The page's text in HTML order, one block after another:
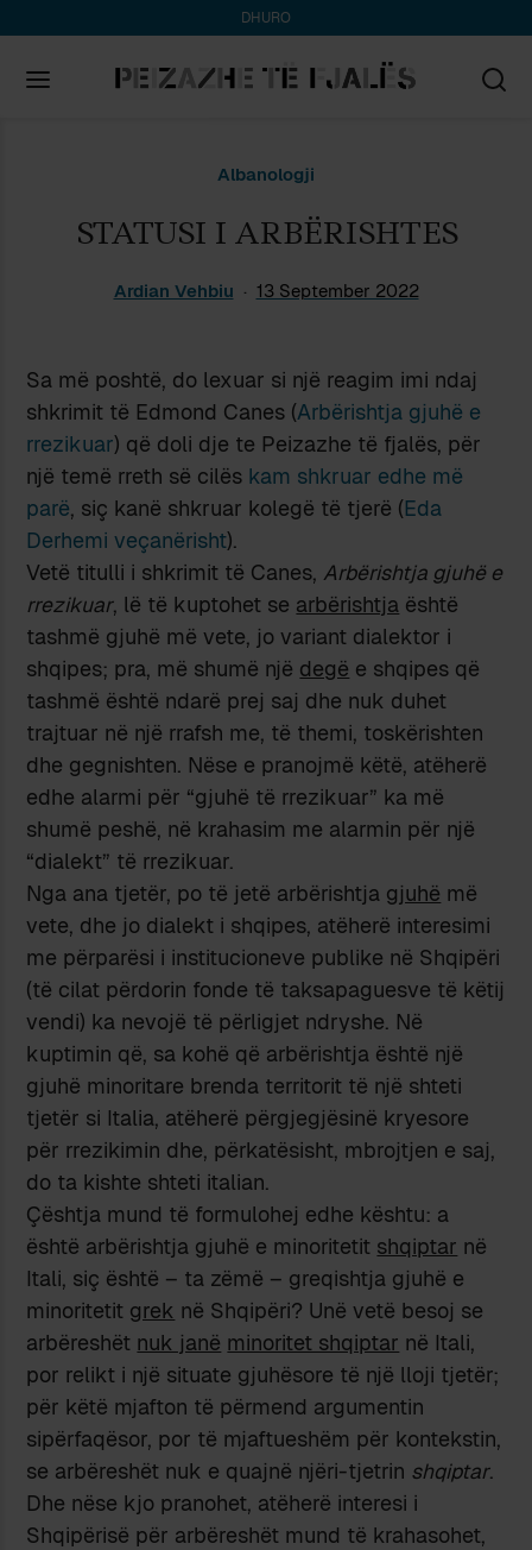
DHURO
Albanologji
STATUSI I ARBËRISHTES
Ardian Vehbiu 13 September 2022
Sa më poshtë, do lexuar si një reagim imi ndaj
shkrimit të Edmond Canes (Arbërishtja gjuhë e
rrezikuar) që doli dje te Peizazhe të fjalës, për
një temë rreth së cilës kam shkruar edhe më
parë, siç kanë shkruar kolegë të tjerë (Eda
Derhemi veçanërisht).
Vetë titulli i shkrimit të Canes, Arbërishtja gjuhë e
rrezikuar, lë të kuptohet se arbërishtja është
tashmë gjuhë më vete, jo variant dialektor i
shqipes; pra, më shumë një degë e shqipes që
tashmë është ndarë prej saj dhe nuk duhet
trajtuar në një rrafsh me, të themi, toskërishten
dhe gegnishten. Nëse e pranojmë këtë, atëherë
edhe alarmi për “gjuhë të rrezikuar” ka më
shumë peshë, në krahasim me alarmin për një
“dialekt” të rrezikuar.
Nga ana tjetër, po të jetë arbërishtja gjuhë më
vete, dhe jo dialekt i shqipes, atëherë interesimi
me përparësi i institucioneve publike në Shqipëri
(të cilat përdorin fonde të taksapaguesve të këtij
vendi) ka nevojë të përligjet ndryshe. Në
kuptimin që, sa kohë që arbërishtja është një
gjuhë minoritare brenda territorit të një shteti
tjetër si Italia, atëherë përgjegjësinë kryesore
për rrezikimin dhe, përkatësisht, mbrojtjen e saj,
do ta kishte shteti italian.
Çështja mund të formulohej edhe kështu: a
është arbërishtja gjuhë e minoritetit shqiptar në
Itali, siç është – ta zëmë – greqishtja gjuhë e
minoritetit grek në Shqipëri? Unë vetë besoj se
arbëreshët nuk janë minoritet shqiptar në Itali,
por relikt i një situate gjuhësore të një lloji tjetër;
për këtë mjafton të përmend argumentin
sipërfaqësor, por të mjaftueshëm për kontekstin,
se arbëreshët nuk e quajnë njëri-tjetrin shqiptar.
Dhe nëse kjo pranohet, atëherë interesi i
Shqipërisë për arbëreshët mund të krahasohet,